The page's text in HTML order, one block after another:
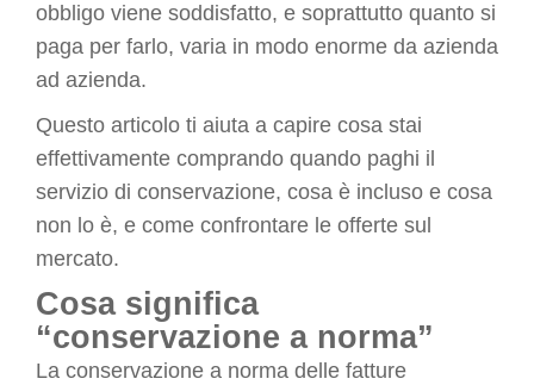
obbligo viene soddisfatto, e soprattutto quanto si
paga per farlo, varia in modo enorme da azienda
ad azienda.
Questo articolo ti aiuta a capire cosa stai
effettivamente comprando quando paghi il
servizio di conservazione, cosa è incluso e cosa
non lo è, e come confrontare le offerte sul
mercato.
Cosa significa
“conservazione a norma”
La conservazione a norma delle fatture